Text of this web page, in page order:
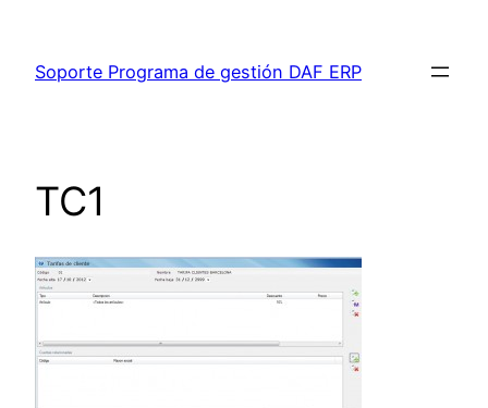
contenido
Soporte Programa de gestión DAF ERP
TC1